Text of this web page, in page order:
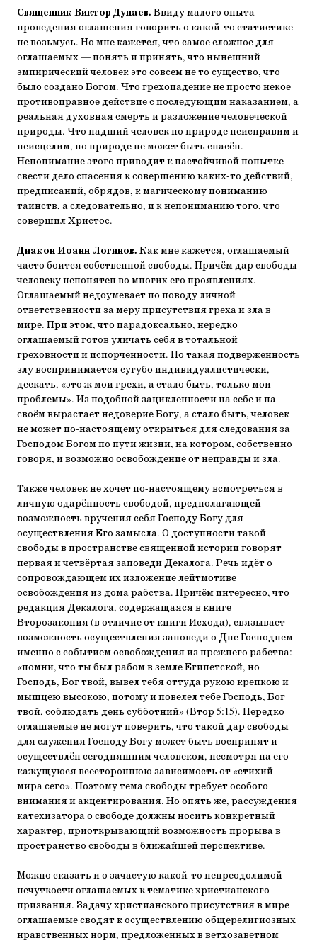
Священник Виктор Дунаев. Ввиду малого опыта
проведения оглашения говорить о какой-то статистике
не возьмусь. Но мне кажется, что самое сложное для
оглашаемых — понять и принять, что нынешний
эмпирический человек это совсем не то существо, что
было создано Богом. Что грехопадение не просто некое
противоправное действие с последующим наказанием, а
реальная духовная смерть и разложение человеческой
природы. Что падший человек по природе неисправим и
неисцелим, по природе не может быть спасён.
Непонимание этого приводит к настойчивой попытке
свести дело спасения к совершению каких-то действий,
предписаний, обрядов, к магическому пониманию
таинств, а следовательно, и к непониманию того, что
совершил Христос.
Диакон Иоанн Логинов. Как мне кажется, оглашаемый
часто боится собственной свободы. Причём дар свободы
человеку непонятен во многих его проявлениях.
Оглашаемый недоумевает по поводу личной
ответственности за меру присутствия греха и зла в
мире. При этом, что парадоксально, нередко
оглашаемый готов уличать себя в тотальной
греховности и испорченности. Но такая подверженность
злу воспринимается сугубо индивидуалистически,
дескать, «это ж мои грехи, а стало быть, только мои
проблемы». Из подобной зацикленности на себе и на
своём вырастает недоверие Богу, а стало быть, человек
не может по-настоящему открыться для следования за
Господом Богом по пути жизни, на котором, собственно
говоря, и возможно освобождение от неправды и зла.
Также человек не хочет по-настоящему всмотреться в
личную одарённость свободой, предполагающей
возможность вручения себя Господу Богу для
осуществления Его замысла. О доступности такой
свободы в пространстве священной истории говорят
первая и четвёртая заповеди Декалога. Речь идёт о
сопровождающем их изложение лейтмотиве
освобождения из дома рабства. Причём интересно, что
редакция Декалога, содержащаяся в книге
Второзакония (в отличие от книги Исхода), связывает
возможность осуществления заповеди о Дне Господнем
именно с событием освобождения из прежнего рабства:
«помни, что ты был рабом в земле Египетской, но
Господь, Бог твой, вывел тебя оттуда рукою крепкою и
мышцею высокою, потому и повелел тебе Господь, Бог
твой, соблюдать день субботний» (Втор 5:15). Нередко
оглашаемые не могут поверить, что такой дар свободы
для служения Господу Богу может быть воспринят и
осуществлён сегодняшним человеком, несмотря на его
кажущуюся всестороннюю зависимость от «стихий
мира сего». Поэтому тема свободы требует особого
внимания и акцентирования. Но опять же, рассуждения
катехизатора о свободе должны носить конкретный
характер, приоткрывающий возможность прорыва в
пространство свободы в ближайшей перспективе.
Можно сказать и о зачастую какой-то непреодолимой
нечуткости оглашаемых к тематике христианского
призвания. Задачу христианского присутствия в мире
оглашаемые сводят к осуществлению общерелигиозных
нравственных норм, предложенных в ветхозаветном